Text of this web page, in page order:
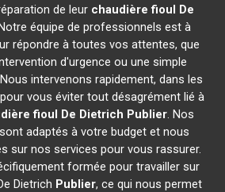
de leur chaudière fioul De
équipe de professionnels est à
répondre à toutes vos attentes, que
d'urgence ou une simple
intervenons rapidement, dans les
vous éviter tout désagrément lié à
fioul De Dietrich Publier. Nos
adaptés à votre budget et nous
sur nos services pour vous rassurer.
formée pour travailler sur
Dietrich Publier, ce qui nous permet